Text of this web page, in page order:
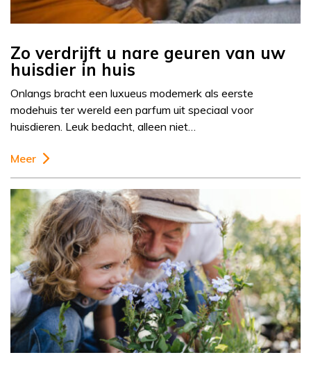
Zo verdrijft u nare geuren van uw
huisdier in huis
Onlangs bracht een luxueus modemerk als eerste
modehuis ter wereld een parfum uit speciaal voor
huisdieren. Leuk bedacht, alleen niet…
Meer